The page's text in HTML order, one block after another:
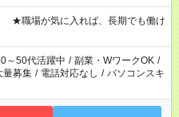
できません ※法令に基づき、週20時
入対象となります ※労働者派遣法
より、短時間・短期間の就業はご
★職場が気に入れば、長期でも働け
～50代活躍中 / 副業・WワークOK /
量募集 / 電話対応なし / パソコンスキ